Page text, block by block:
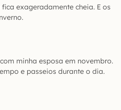
fica exageradamente cheia. E os
minha esposa em novembro.
e passeios durante o dia.